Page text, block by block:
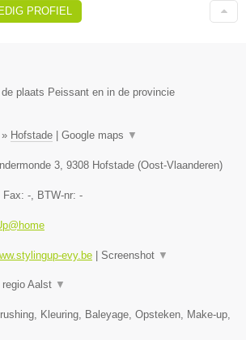
PROFIEL
plaats Peissant en in de provincie
» Hofstade | Google maps ▼
3 9308 Hofstade (Oost-Vlaanderen)
, Fax: - , BTW-nr: -
evy.be | Screenshot ▼
Aalst ▼
Kleuring, Baleyage, Opsteken, Make-up,